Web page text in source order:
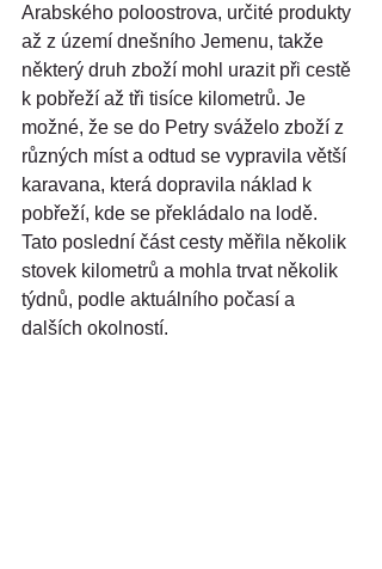
Arabského poloostrova, určité produkty
až z území dnešního Jemenu, takže
některý druh zboží mohl urazit při cestě
k pobřeží až tři tisíce kilometrů. Je
možné, že se do Petry sváželo zboží z
různých míst a odtud se vypravila větší
karavana, která dopravila náklad k
pobřeží, kde se překládalo na lodě.
Tato poslední část cesty měřila několik
stovek kilometrů a mohla trvat několik
týdnů, podle aktuálního počasí a
dalších okolností.